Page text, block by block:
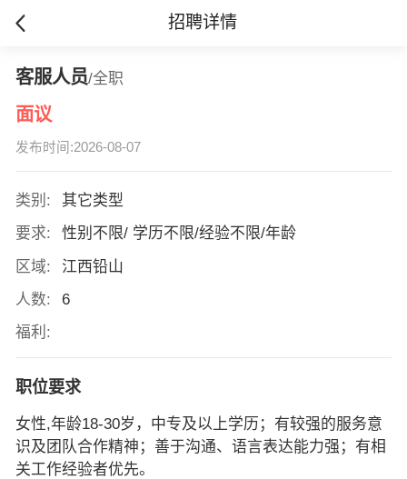
招聘详情
客服人员/全职
面议
发布时间:2026-08-07
类别:
其它类型
要求:
性别不限/ 学历不限/经验不限/年龄
区域:
江西铅山
人数:
6
福利:
职位要求
女性,年龄18-30岁，中专及以上学历；有较强的服务意
识及团队合作精神；善于沟通、语言表达能力强；有相
关工作经验者优先。